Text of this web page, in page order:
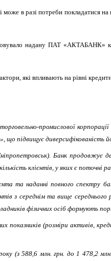
в разі потреби покладатися на
надану ПАТ «АКТАБАНК»
які впливають на рівні
промислової
підвищує диверсифікованість
Банк
клієнтів, у яких є поточні
та наданні повного спектру
з середнім та вище
фізичних осіб формують
(розміри активів,
(з 588,6 млн. грн. до 1 478,2